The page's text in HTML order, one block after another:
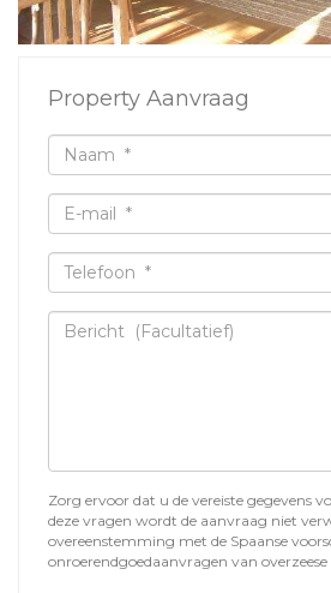
Property Aanvraag
Zorg ervoor dat u de vereiste gegevens
deze vragen wordt de aanvraag niet
overeenstemming met de Spaanse
onroerendgoedaanvragen van